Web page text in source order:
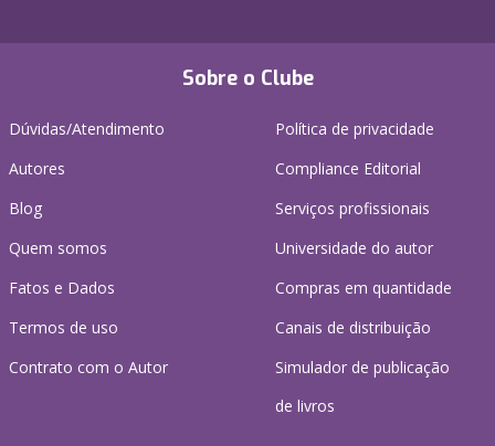
Sobre o Clube
Dúvidas/Atendimento
Autores
Blog
Quem somos
Fatos e Dados
Termos de uso
Contrato com o Autor
Política de privacidade
Compliance Editorial
Serviços profissionais
Universidade do autor
Compras em quantidade
Canais de distribuição
Simulador de publicação
de livros